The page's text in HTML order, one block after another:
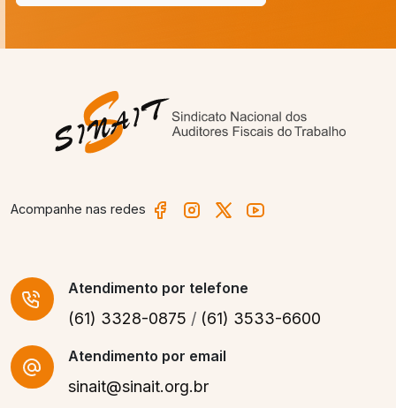
Acompanhe nas redes
Atendimento por telefone
(61) 3328-0875 / (61) 3533-6600
Atendimento por email
sinait@sinait.org.br